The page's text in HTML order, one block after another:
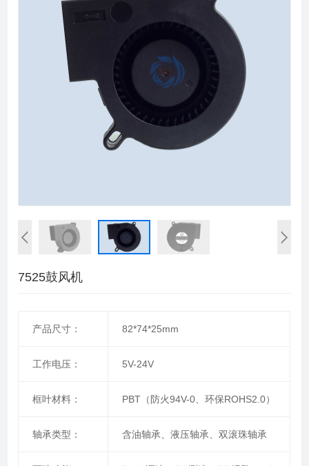
7525鼓风机
产品尺寸： 82*74*25mm
工作电压： 5V-24V
框叶材料： PBT（防火94V-0、环保ROHS2.0）
轴承类型： 含油轴承、液压轴承、双滚珠轴承